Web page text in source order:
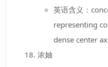
英语含义：
representing
dense center
浓妯